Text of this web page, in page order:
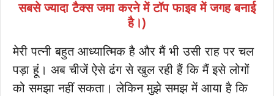
सबसे ज्यादा टैक्स जमा करने में टॉप फाइव में जगह बनाई
है।)
मेरी पत्नी बहुत आध्यात्मिक है और मैं भी उसी राह पर चल
पड़ा हूं। अब चीजें ऐसे ढंग से खुल रही हैं कि मैं इसे लोगों
को समझा नहीं सकता। लेकिन मुझे समझ में आया है कि